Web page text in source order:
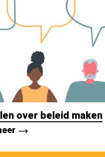
over beleid maken